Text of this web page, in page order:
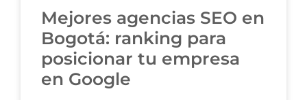
Mejores agencias SEO en
Bogotá: ranking para
posicionar tu empresa
en Google